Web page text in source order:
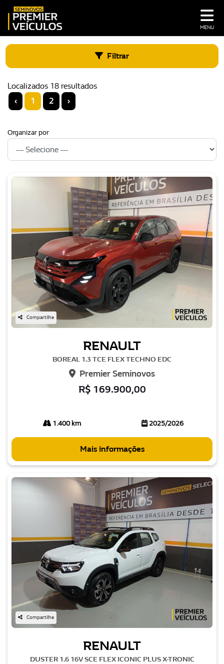
MENU
Localizados 18 resultados
‹
1 2 ›
Filtrar
Organizar por
Compartilhe
RENAULT
BOREAL 1.3 TCE FLEX TECHNO EDC
Premier Seminovos
R$ 169.900,00
1.400 km 2025/2026
Mais informações
Compartilhe
RENAULT
DUSTER 1.6 16V SCE FLEX ICONIC PLUS X-TRONIC